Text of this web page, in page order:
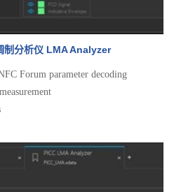
制分析仪 LMA Analyzer
Forum parameter decoding